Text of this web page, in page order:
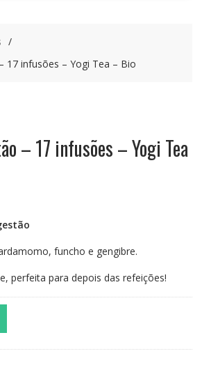
17 infusões – Yogi Tea – Bio
– 17 infusões – Yogi Tea
funcho e gengibre.
perfeita para depois das refeições!